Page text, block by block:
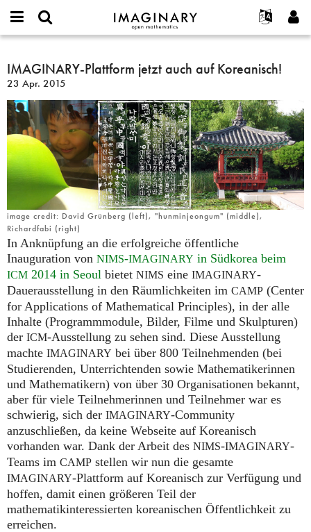
IMAGINARY
open
Français
한국어
Español
Türkçe
Programme
Hands-on
Filme
Texte
Ausstellungen
Mehr...
Projekte
Kontakt
or
username
*
Passwort
Neues Benutzerkonto erstellen
Neues Passwort anfordern
Suche
IMAGINARY-
Plattform
jetzt
auch
auf
Koreanisch!
IMAGINARY-Plattform jetzt auch auf Koreanisch!
23 Apr. 2015
image credit: David Grünberg (left), "hunminjeongum" (middle),
Richardfabi (right)
In Anknüpfung an die erfolgreiche öffentliche
Inauguration von NIMS-IMAGINARY in Südkorea beim
ICM 2014 in Seoul bietet NIMS eine IMAGINARY-
Dauerausstellung in den Räumlichkeiten im CAMP (Center
for Applications of Mathematical Principles), in der alle
Inhalte (Programmmodule, Bilder, Filme und Skulpturen)
der ICM-Ausstellung zu sehen sind. Diese Ausstellung
machte IMAGINARY bei über 800 Teilnehmenden (bei
Studierenden, Unterrichtenden sowie Mathematikerinnen
und Mathematikern) von über 30 Organisationen bekannt,
aber für viele Teilnehmerinnen und Teilnehmer war es
schwierig, sich der IMAGINARY-Community
anzuschließen, da keine Webseite auf Koreanisch
vorhanden war. Dank der Arbeit des NIMS-IMAGINARY-
Teams im CAMP stellen wir nun die gesamte
IMAGINARY-Plattform auf Koreanisch zur Verfügung und
hoffen, damit einen größeren Teil der
mathematikinteressierten koreanischen Öffentlichkeit zu
erreichen.